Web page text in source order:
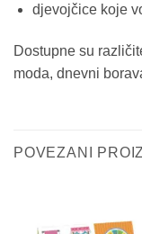
djevojčice koje
Dostupne su
moda, dnevni
POVEZANI